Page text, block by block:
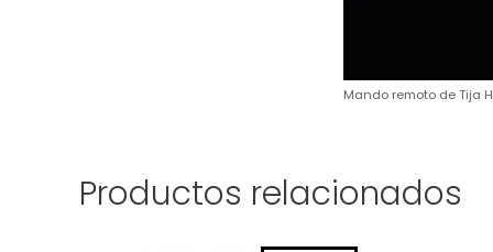
Mando remoto de Tija
Productos relacionados